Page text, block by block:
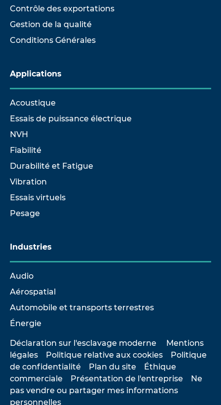
Contrôle des exportations
Gestion de la qualité
Conditions Générales
Applications
Acoustique
Essais de puissance électrique
NVH
Fiabilité
Durabilité et Fatigue
Vibration
Essais virtuels
Pesage
Industries
Audio
Aérospatial
Automobile et transports terrestres
Énergie
Déclaration sur l'esclavage moderne
Mentions
légales
Politique relative aux cookies
Politique
de confidentialité
Plan du site
Éthique
commerciale
Présentation de l'entreprise
Ne
pas vendre ou partager mes informations
personnelles